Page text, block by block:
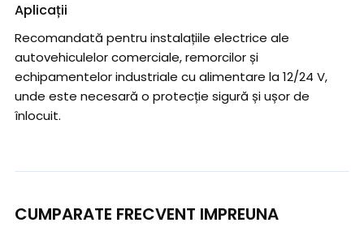
Aplicații
Recomandată pentru instalațiile electrice ale
autovehiculelor comerciale, remorcilor și
echipamentelor industriale cu alimentare la 12/24 V,
unde este necesară o protecție sigură și ușor de
înlocuit.
CUMPARATE FRECVENT IMPREUNA